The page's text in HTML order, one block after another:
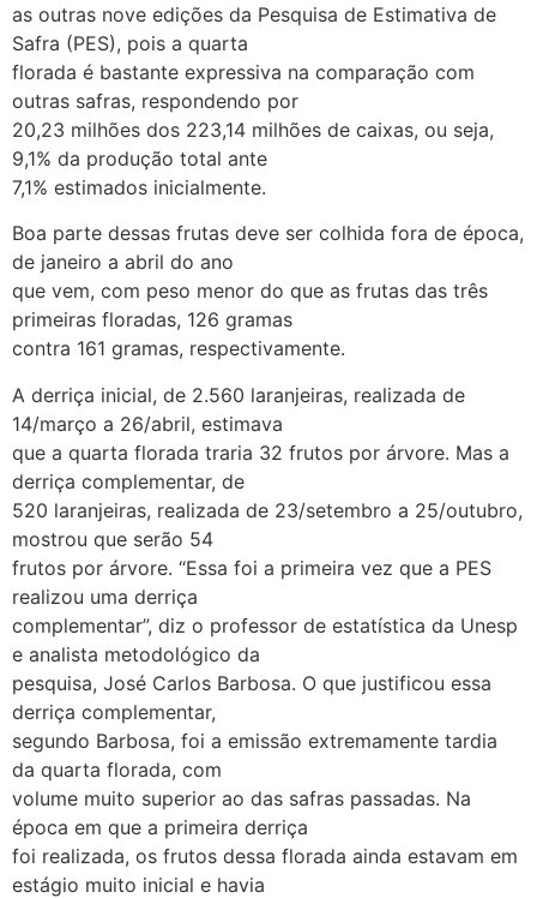
as outras nove edições da Pesquisa de Estimativa de
Safra (PES), pois a quarta
florada é bastante expressiva na comparação com
outras safras, respondendo por
20,23 milhões dos 223,14 milhões de caixas, ou seja,
9,1% da produção total ante
7,1% estimados inicialmente.
Boa parte dessas frutas deve ser colhida fora de época,
de janeiro a abril do ano
que vem, com peso menor do que as frutas das três
primeiras floradas, 126 gramas
contra 161 gramas, respectivamente.
A derriça inicial, de 2.560 laranjeiras, realizada de
14/março a 26/abril, estimava
que a quarta florada traria 32 frutos por árvore. Mas a
derriça complementar, de
520 laranjeiras, realizada de 23/setembro a 25/outubro,
mostrou que serão 54
frutos por árvore. “Essa foi a primeira vez que a PES
realizou uma derriça
complementar”, diz o professor de estatística da Unesp
e analista metodológico da
pesquisa, José Carlos Barbosa. O que justificou essa
derriça complementar,
segundo Barbosa, foi a emissão extremamente tardia
da quarta florada, com
volume muito superior ao das safras passadas. Na
época em que a primeira derriça
foi realizada, os frutos dessa florada ainda estavam em
estágio muito inicial e havia